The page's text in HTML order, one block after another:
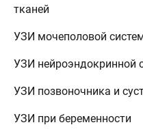
тканей
УЗИ мочеполовой
УЗИ нейроэндокринной
УЗИ позвоночника и
УЗИ при беременности